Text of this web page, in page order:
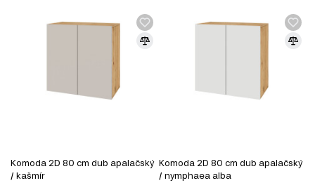
Komoda 2D 80 cm dub apalačský
/ kašmír
Komoda 2D 80 cm dub apalačský
/ nymphaea alba